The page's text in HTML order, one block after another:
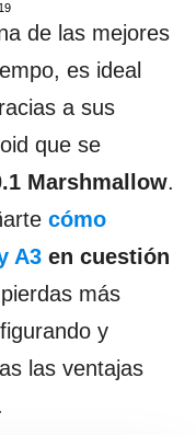
de las mejores
es ideal
a sus
que se
Marshmallow.
cómo
A3 en cuestión
más
y
las ventajas